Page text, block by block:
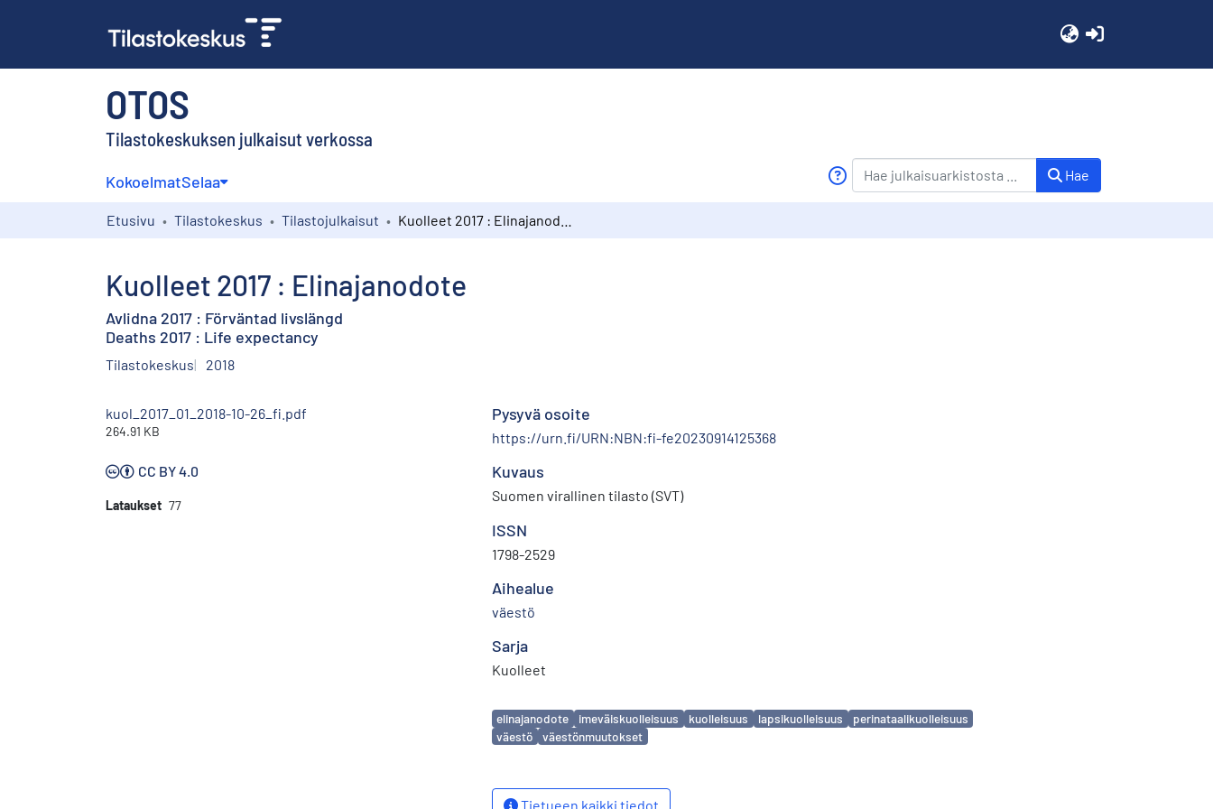
OTOS
Tilastokeskuksen julkaisut verkossa
KokoelmatSelaa Hae
Etusivu Tilastokeskus Tilastojulkaisut
Kuolleet 2017 : Elinajanodote
Avlidna 2017 : Förväntad livslängd
Deaths 2017 : Life expectancy
Tilastokeskus 2018
kuol_2017_01_2018-10-26_fi.pdf
264.91 KB
CC BY 4.0
Lataukset 77
Pysyvä osoite
https://urn.fi/URN:NBN:fi-fe20230914125368
Kuvaus
Suomen virallinen tilasto (SVT)
ISSN
1798-2529
Aihealue
väestö
Sarja
Kuolleet
Avainsanat
elinajanodote imeväiskuolleisuus kuolleisuus lapsikuolleisuus
perinataalikuolleisuus
väestö
väestönmuutokset
Tietueen kaikki tiedot